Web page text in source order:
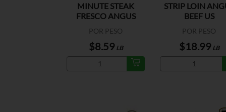
MINUTE STEAK
FRESCO ANGUS
POR PESO
$8.59LB
STRIP LOIN
BEEF US
POR PESO
$18.99LB